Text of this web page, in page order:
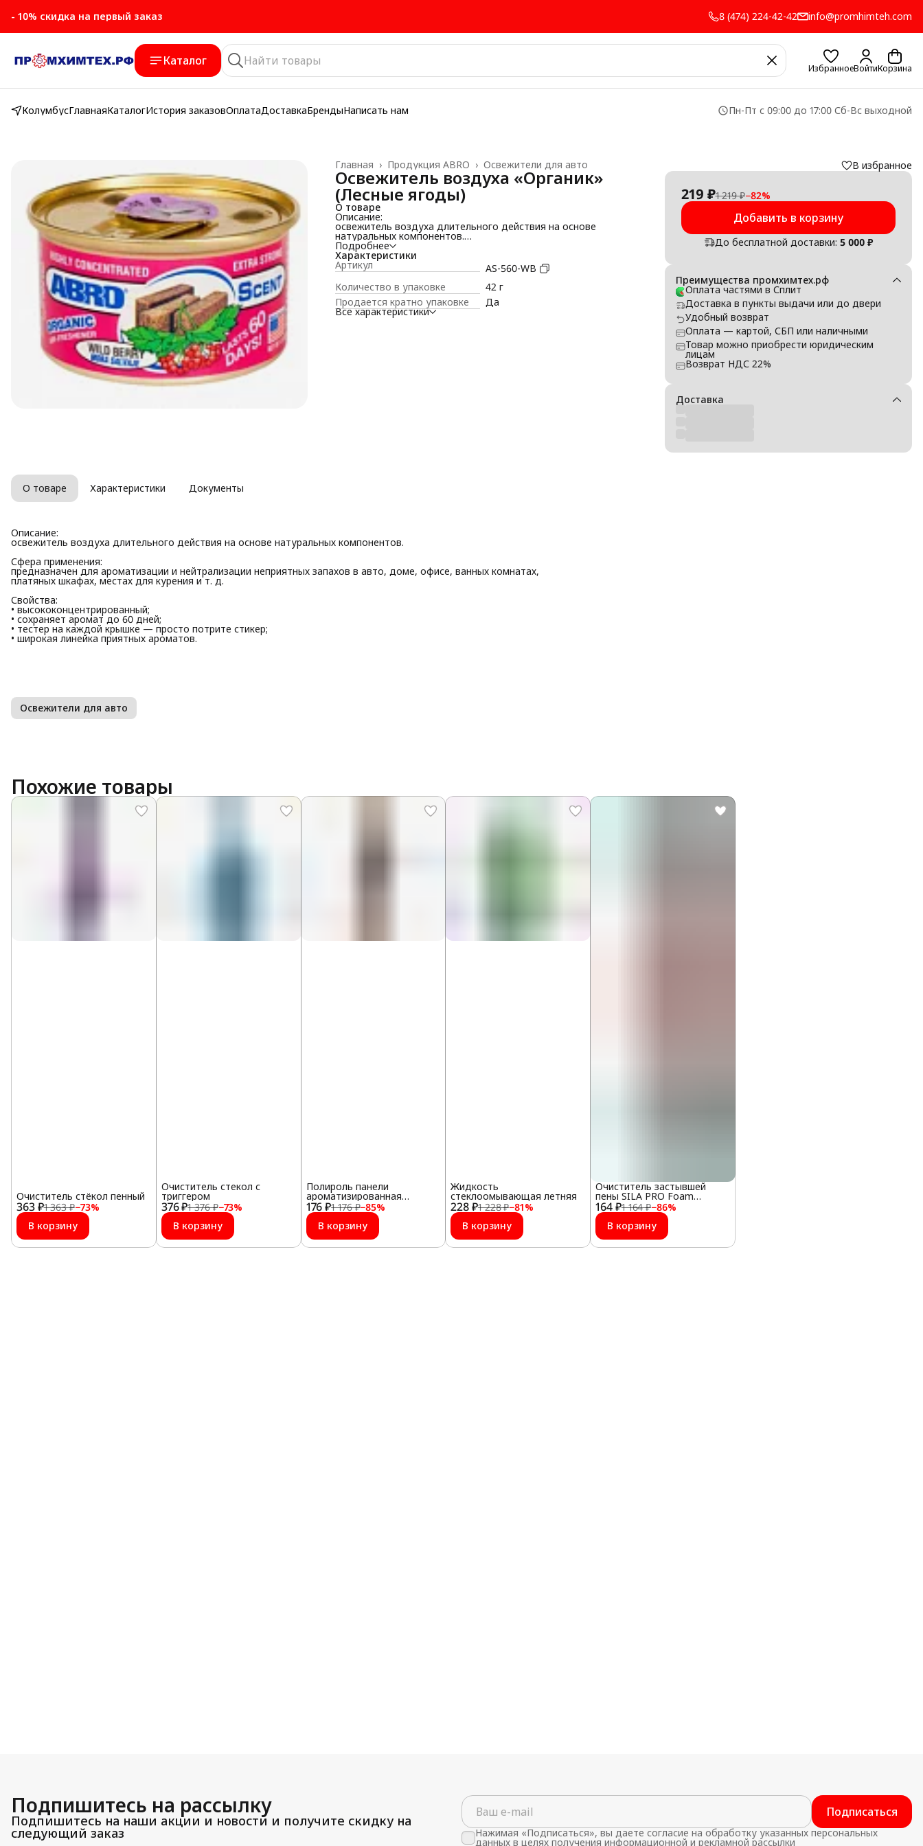
- 10% скидка на первый заказ
- 10% скидка на первый заказ
8 (474) 224-42-42 info@promhimteh.com
Каталог
ИзбранноеВойтиКорзина
КолумбусГлавнаяКаталогИстория заказовОплатаДоставкаБрендыНаписать нам Пн-Пт с 09:00 до 17:00 Сб-Вс выходной
Освежители для авто
Продукция ABRO ›
Главная ›
Освежитель воздуха «Органик»
(Лесные ягоды)
О товаре
Описание:
освежитель воздуха длительного действия на основе
натуральных компонентов.
Сфера применения:
предназначен для ароматизации и нейтрализации неприятных
запахов в авто, доме, офисе, ванных комнатах, платяных
шкафах, местах для курения и т. д.
Свойства:
• высококонцентрированный;
• сохраняет аромат до 60 дней;
• тестер на каждой крышке — просто потрите стикер;
• широкая линейка приятных ароматов.
Подробнее
Характеристики
Артикул
AS-560-WB
Количество в упаковке
42 г
Продается кратно упаковке
Да
Все характеристики
В избранное
219 ₽1 219 ₽−82%
Добавить в корзину
До бесплатной доставки: 5 000 ₽
Преимущества промхимтех.рф
Оплата частями в Сплит
Доставка в пункты выдачи или до двери
Удобный возврат
Оплата — картой, СБП или наличными
Товар можно приобрести юридическим
лицам
Возврат НДС 22%
Доставка
О товаре Характеристики Документы
Описание:
освежитель воздуха длительного действия на основе натуральных компонентов.
Сфера применения:
предназначен для ароматизации и нейтрализации неприятных запахов в авто, доме, офисе, ванных комнатах,
платяных шкафах, местах для курения и т. д.
Свойства:
• высококонцентрированный;
• сохраняет аромат до 60 дней;
• тестер на каждой крышке — просто потрите стикер;
• широкая линейка приятных ароматов.
Освежители для авто
Похожие товары
363 ₽1 363 ₽−73%
Очиститель стёкол пенный
В корзину
376 ₽1 376 ₽−73%
Очиститель стекол с
триггером
В корзину
176 ₽1 176 ₽−85%
Полироль панели
ароматизированная
(Ваниль)
В корзину
228 ₽1 228 ₽−81%
Жидкость
стеклоомывающая летняя
В корзину
164 ₽1 164 ₽−86%
Очиститель застывшей
пены SILA PRO Foam
Remover, 500 мл
В корзину
Подпишитесь на рассылку
Подпишитесь на наши акции и новости и получите скидку на
следующий заказ
Подписаться
Нажимая «Подписаться», вы даете согласие на обработку указанных персональных
данных в целях получения информационной и рекламной рассылки